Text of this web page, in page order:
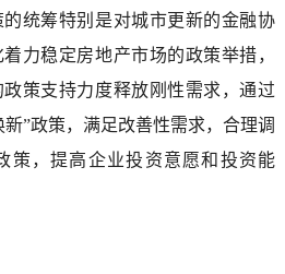
统筹特别是对城市更新的金融协
力稳定房地产市场的政策举措，
策支持力度释放刚性需求，通过
”政策，满足改善性需求，合理调
策，提高企业投资意愿和投资能